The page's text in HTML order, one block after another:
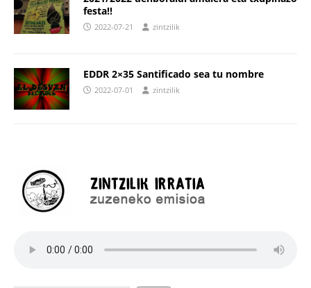
festa!!
2022-07-21 zintzilik
EDDR 2×35 Santificado sea tu nombre
2022-07-01 zintzilik